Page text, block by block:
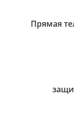
Прямая